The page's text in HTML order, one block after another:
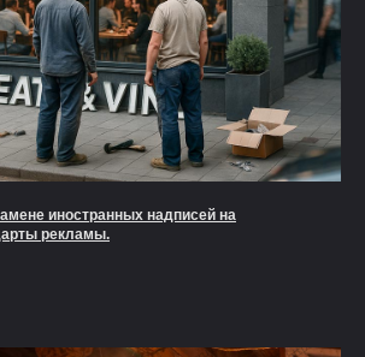
иностранных надписей на
рекламы.